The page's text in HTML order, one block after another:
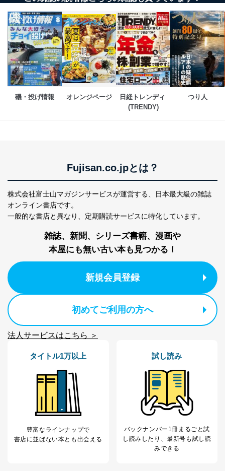
磯・投げ情報 オレンジページ
日経トレンディ
(TRENDY)
つり人
Fujisan.co.jpとは？
株式会社富士山マガジンサービスが運営する、
日本最大級の雑誌
オンライン書店です。
一般的な書店と異なり、 定期購読サービスに特化しています。
雑誌、新聞、シリーズ書籍、漫画や
本屋にも無い古い本も見つかる！
新規会員登録
初めてご利用の方へ
法人サービスはこちら ＞
タイトル1万以上
豊富なラインナップで
書店に並ばない本とも出会える
試し読み
バックナンバー1冊まるごと試
し読み したり、最新号も試し読
みできる